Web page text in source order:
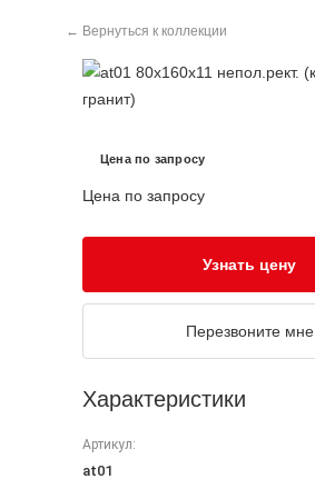
← Вернуться к коллекции
Цена по запросу
Цена по запросу
Узнать цену
Перезвоните мне
Характеристики
Артикул:
at01